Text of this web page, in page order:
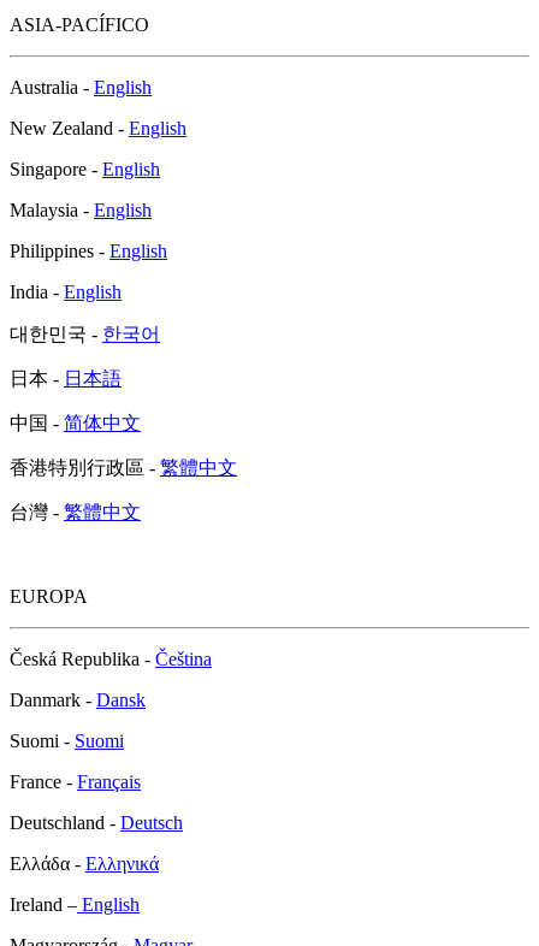
ASIA-PACÍFICO
Australia - English
New Zealand - English
Singapore - English
Malaysia - English
Philippines - English
India - English
대한민국 - 한국어
日本 - 日本語
中国 - 简体中文
香港特別行政區 - 繁體中文
台灣 - 繁體中文
EUROPA
Česká Republika - Čeština
Danmark - Dansk
Suomi - Suomi
France - Français
Deutschland - Deutsch
Ελλάδα - Ελληνικά
Ireland – English